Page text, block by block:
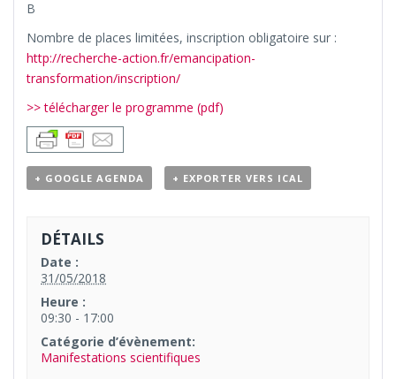
B
Nombre de places limitées, inscription obligatoire sur :
http://recherche-action.fr/emancipation-
transformation/inscription/
>> télécharger le programme (pdf)
+ GOOGLE AGENDA + EXPORTER VERS ICAL
DÉTAILS
Date :
31/05/2018
Heure :
09:30 - 17:00
Catégorie d’évènement:
Manifestations scientifiques